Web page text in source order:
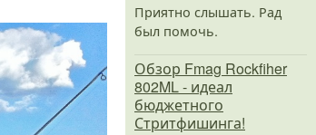
Приятно слышать. Рад
был помочь.
Обзор Fmag Rockfiher
802ML - идеал
бюджетного
Стритфишинга!